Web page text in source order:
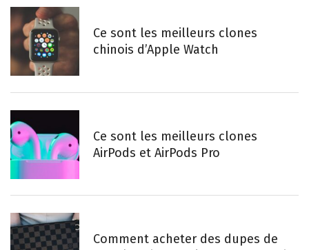
Ce sont les meilleurs clones
chinois d’Apple Watch
Ce sont les meilleurs clones
AirPods et AirPods Pro
Comment acheter des dupes de